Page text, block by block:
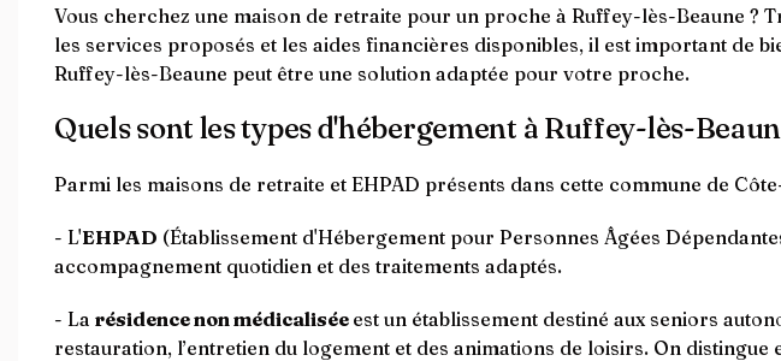
Vous cherchez une maison de retraite pour un proche à Ruffey-lès-Beaune
les services proposés et les aides financières disponibles, il est important de
Ruffey-lès-Beaune peut être une solution adaptée pour votre proche.
Quels sont les types d'hébergement à Ruffey-lès-
Parmi les maisons de retraite et EHPAD présents dans cette commune de
- L'EHPAD (Établissement d'Hébergement pour Personnes Âgées
accompagnement quotidien et des traitements adaptés.
- La résidence non médicalisée est un établissement destiné aux seniors
restauration, l’entretien du logement et des animations de loisirs. On